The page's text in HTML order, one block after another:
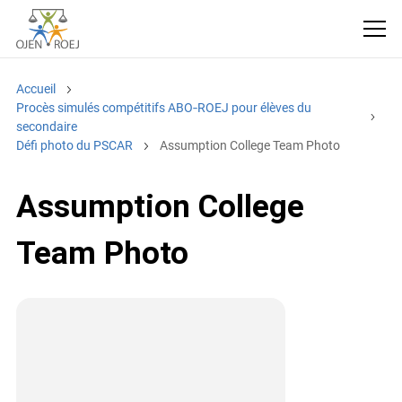
Accueil
Procès simulés compétitifs ABO‑ROEJ pour élèves du
secondaire
Défi photo du PSCAR
Assumption College Team Photo
Assumption College
Team Photo